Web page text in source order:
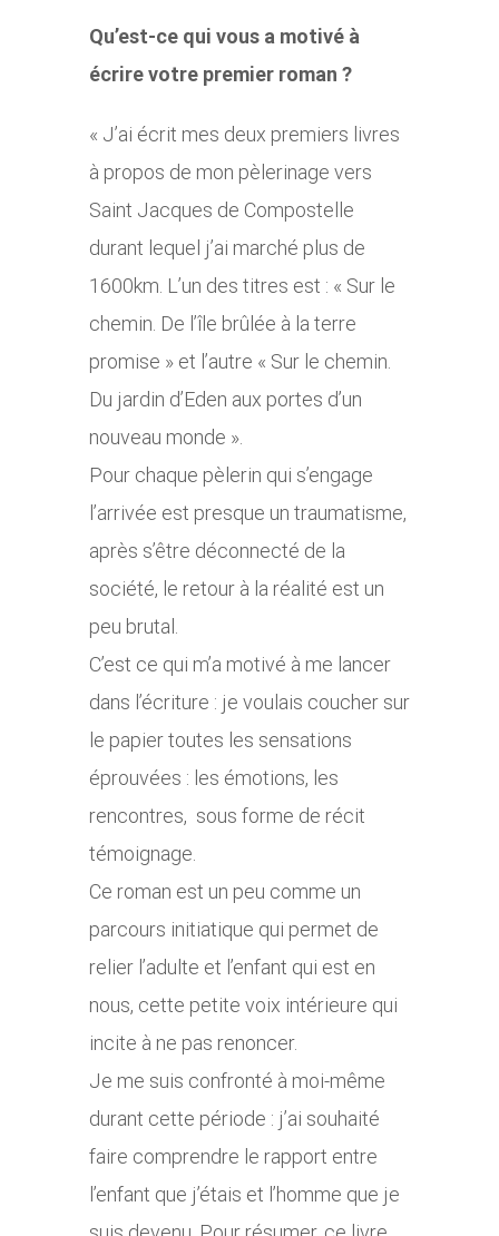
Qu’est-ce qui vous a motivé à
écrire votre premier roman ?
« J’ai écrit mes deux premiers livres
à propos de mon pèlerinage vers
Saint Jacques de Compostelle
durant lequel j’ai marché plus de
1600km. L’un des titres est : « Sur le
chemin. De l’île brûlée à la terre
promise » et l’autre « Sur le chemin.
Du jardin d’Eden aux portes d’un
nouveau monde ».
Pour chaque pèlerin qui s’engage
l’arrivée est presque un traumatisme,
après s’être déconnecté de la
société, le retour à la réalité est un
peu brutal.
C’est ce qui m’a motivé à me lancer
dans l’écriture : je voulais coucher sur
le papier toutes les sensations
éprouvées : les émotions, les
rencontres, sous forme de récit
témoignage.
Ce roman est un peu comme un
parcours initiatique qui permet de
relier l’adulte et l’enfant qui est en
nous, cette petite voix intérieure qui
incite à ne pas renoncer.
Je me suis confronté à moi-même
durant cette période : j’ai souhaité
faire comprendre le rapport entre
l’enfant que j’étais et l’homme que je